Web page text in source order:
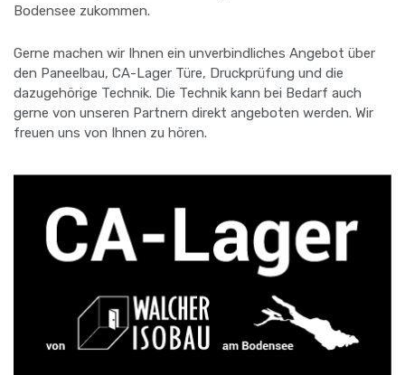
Bodensee zukommen.
Gerne machen wir Ihnen ein unverbindliches Angebot über
den Paneelbau, CA-Lager Türe, Druckprüfung und die
dazugehörige Technik. Die Technik kann bei Bedarf auch
gerne von unseren Partnern direkt angeboten werden. Wir
freuen uns von Ihnen zu hören.